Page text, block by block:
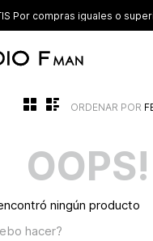
Por compras iguales o
ORDENAR POR
OOPS!
ningún producto
hacer?